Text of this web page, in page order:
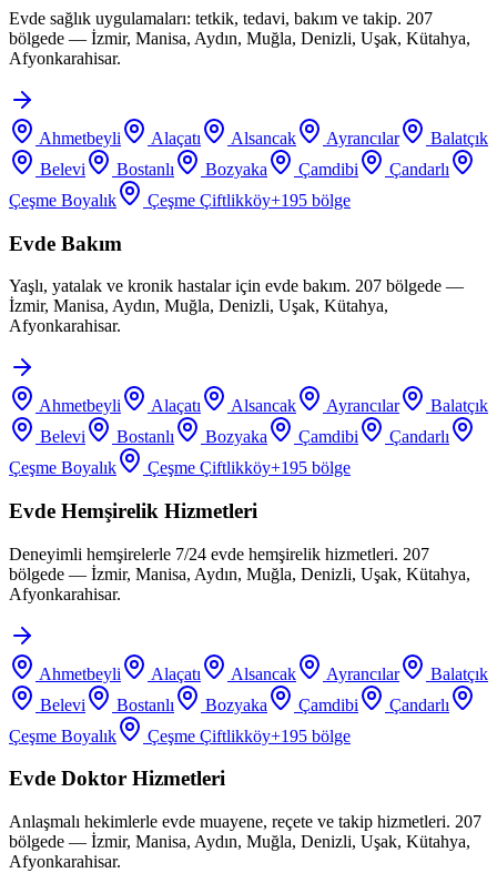
Evde sağlık uygulamaları: tetkik, tedavi, bakım ve takip. 207
bölgede — İzmir, Manisa, Aydın, Muğla, Denizli, Uşak, Kütahya,
Afyonkarahisar.
Ahmetbeyli Alaçatı Alsancak Ayrancılar
Balatçık
Belevi
Bostanlı Bozyaka Çamdibi
Çandarlı
Çeşme Boyalık
Çeşme Çiftlikköy+195 bölge
Evde Bakım
Yaşlı, yatalak ve kronik hastalar için evde bakım. 207 bölgede —
İzmir, Manisa, Aydın, Muğla, Denizli, Uşak, Kütahya,
Afyonkarahisar.
Ahmetbeyli Alaçatı Alsancak Ayrancılar
Balatçık
Belevi
Bostanlı Bozyaka Çamdibi
Çandarlı
Çeşme Boyalık
Çeşme Çiftlikköy+195 bölge
Evde Hemşirelik Hizmetleri
Deneyimli hemşirelerle 7/24 evde hemşirelik hizmetleri. 207
bölgede — İzmir, Manisa, Aydın, Muğla, Denizli, Uşak, Kütahya,
Afyonkarahisar.
Ahmetbeyli Alaçatı Alsancak Ayrancılar
Balatçık
Belevi
Bostanlı Bozyaka Çamdibi
Çandarlı
Çeşme Boyalık
Çeşme Çiftlikköy+195 bölge
Evde Doktor Hizmetleri
Anlaşmalı hekimlerle evde muayene, reçete ve takip hizmetleri. 207
bölgede — İzmir, Manisa, Aydın, Muğla, Denizli, Uşak, Kütahya,
Afyonkarahisar.